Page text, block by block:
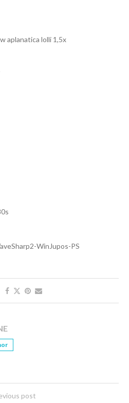
aplanatica lolli 1,5x
WinJupos-PS
post